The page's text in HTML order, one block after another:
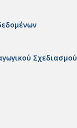
Σχεδιασμού